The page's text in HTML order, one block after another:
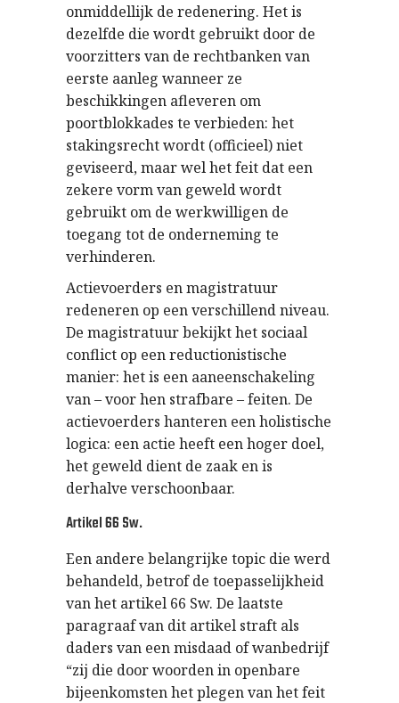
onmiddellijk de redenering. Het is
dezelfde die wordt gebruikt door de
voorzitters van de rechtbanken van
eerste aanleg wanneer ze
beschikkingen afleveren om
poortblokkades te verbieden: het
stakingsrecht wordt (officieel) niet
geviseerd, maar wel het feit dat een
zekere vorm van geweld wordt
gebruikt om de werkwilligen de
toegang tot de onderneming te
verhinderen.
Actievoerders en magistratuur
redeneren op een verschillend niveau.
De magistratuur bekijkt het sociaal
conflict op een reductionistische
manier: het is een aaneenschakeling
van – voor hen strafbare – feiten. De
actievoerders hanteren een holistische
logica: een actie heeft een hoger doel,
het geweld dient de zaak en is
derhalve verschoonbaar.
Artikel 66 Sw.
Een andere belangrijke topic die werd
behandeld, betrof de toepasselijkheid
van het artikel 66 Sw. De laatste
paragraaf van dit artikel straft als
daders van een misdaad of wanbedrijf
“zij die door woorden in openbare
bijeenkomsten het plegen van het feit